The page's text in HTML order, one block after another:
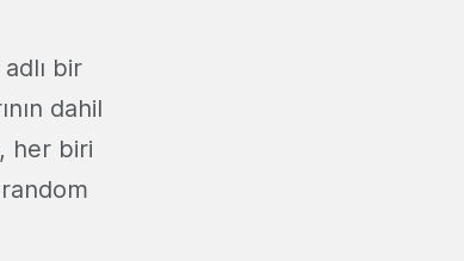
adlı bir
dahil
her biri